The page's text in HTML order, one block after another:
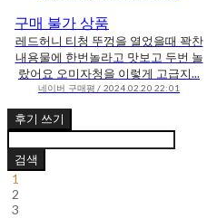
구매 불가 상품
레드허니 티청 뚜껑을 열었을때 꽉찬
내용물에 한번놀라고 맛보고 두번 놀
랐어요 오미자청을 이렇게 고급지...
네이버 구매평 / 2024.02.20 22:01
후기 쓰기
검색
1
2
3